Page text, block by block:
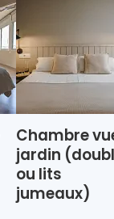
Chambre
jardin
ou lits
jumeaux)